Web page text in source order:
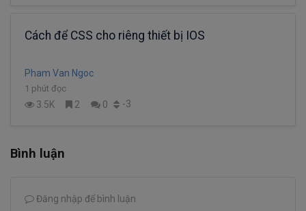
Cách để CSS cho riêng thiết bị IOS
Pham Van Ngoc
1 phút đọc
3.5K 2 0 -3
Bình luận
Đăng nhập để bình luận